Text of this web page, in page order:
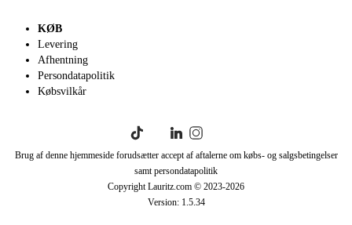
KØB
Levering
Afhentning
Persondatapolitik
Købsvilkår
Brug af denne hjemmeside forudsætter accept af aftalerne om købs- og salgsbetingelser
samt persondatapolitik
Copyright Lauritz.com © 2023-2026
Version: 1.5.34